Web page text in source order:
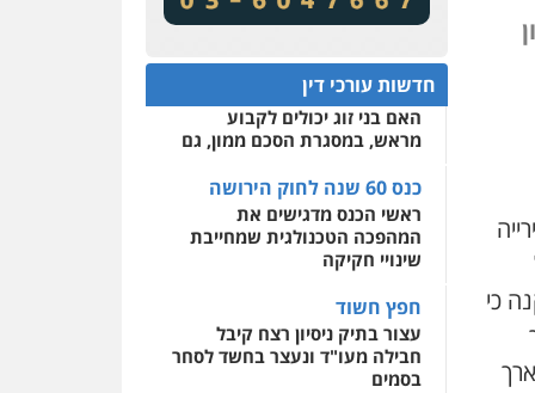
כי
שירותים מקצועיים לעורכי
דין
0522508109
אחסון אתרים
מהירות הגנה גיבוי
לעורכי דין
מרכז התחלה חדשה
שירותים מקצועיים לעורכי
דין
0544500346
חדשות עורכי דין
מע"מ ומוסדות ללא כוונת רווח
המתח שבין חוק יחסי ממון
לבין חוק הירושה
האם בני זוג יכולים לקבוע
מראש, במסגרת הסכם ממון, גם
כנס 60 שנה לחוק הירושה
ראשי הכנס מדגישים את
המהפכה הטכנולגית שמחייבת
שינויי חקיקה
חפץ חשוד
עצור בתיק ניסיון רצח קיבל
חבילה מעו"ד ונעצר בחשד לסחר
בסמים